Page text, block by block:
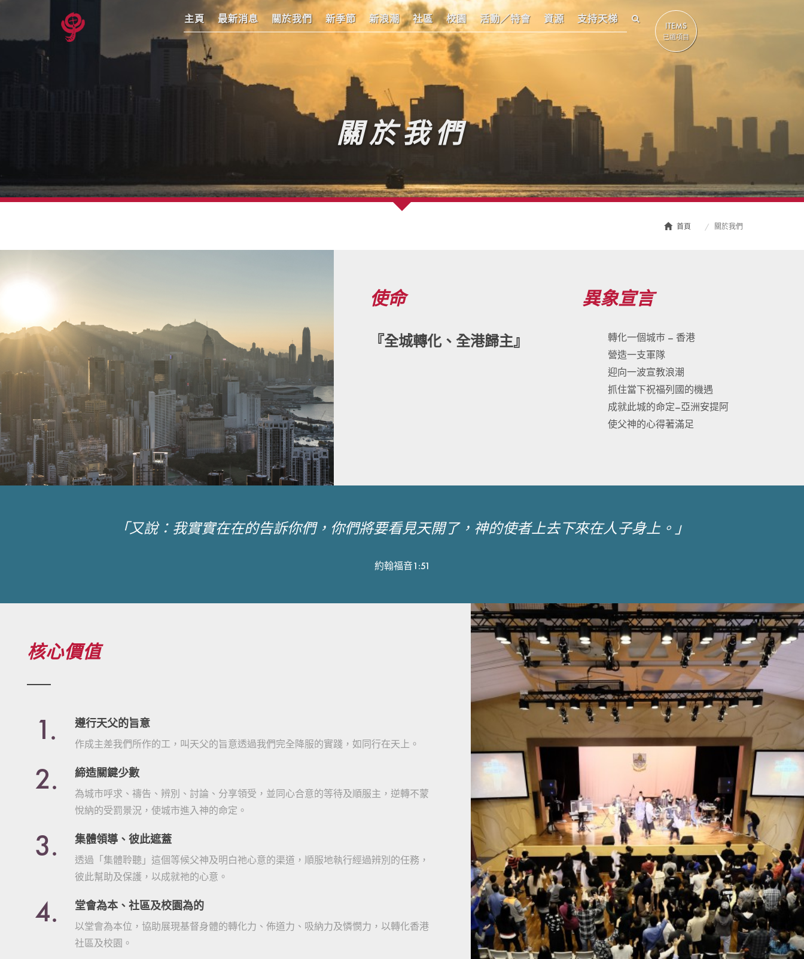
主頁 最新消息 關於我們 新季節 新浪潮 社區 校園 活動／特會 資源 支持天梯
ITEMS
已選項目
關於我們
首頁 關於我們
使命
『全城轉化、全港歸主』
異象宣言
轉化一個城巿 – 香港
營造一支軍隊
迎向一波宣教浪潮
抓住當下祝福列國的機遇
成就此城的命定–亞洲安提阿
使父神的心得著滿足
「又說：我實實在在的告訴你們，你們將要看見天開了，神的使者上去下來在人子身上。」
約翰福音1:51
核心價值
1. 遵行天父的旨意
作成主差我們所作的工，叫天父的旨意透過我們完全降服的實踐，如同行在天上。
2. 締造關鍵少數
為城市呼求、禱告、辨別、討論、分享領受，並同心合意的等待及順服主，逆轉不蒙
悅納的受罰景況，使城市進入神的命定。
3. 集體領導、彼此遮蓋
透過「集體聆聽」這個等候父神及明白祂心意的渠道，順服地執行經過辨別的任務，
彼此幫助及保護，以成就祂的心意。
4. 堂會為本、社區及校園為的
以堂會為本位，協助展現基督身體的轉化力、佈道力、吸納力及憐憫力，以轉化香港
社區及校園。